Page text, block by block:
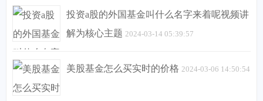
投资a股的外国基金叫什么名字来着呢视频讲
解为核心主题 2024-03-14 05:39:57
美股基金怎么买实时的价格 2024-03-06 14:50:54